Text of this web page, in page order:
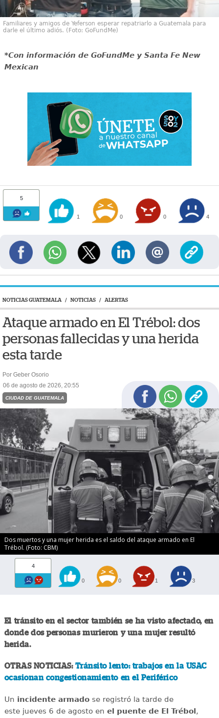
Familiares y amigos de Yeferson esperar repatriarlo a Guatemala para
darle el último adiós. (Foto: GoFundMe)
*Con información de GoFundMe y Santa Fe New
Mexican
5
1 0 0 4
NOTICIAS GUATEMALA / NOTICIAS / ALERTAS
Ataque armado en El Trébol: dos
personas fallecidas y una herida
esta tarde
Por Geber Osorio
06 de agosto de 2026, 20:55
CIUDAD DE GUATEMALA
Dos muertos y una mujer herida es el saldo del ataque armado en El
Trébol. (Foto: CBM)
4
0 0 1 3
El tránsito en el sector también se ha visto afectado, en
donde dos personas murieron y una mujer resultó
herida.
OTRAS NOTICIAS: Tránsito lento: trabajos en la USAC
ocasionan congestionamiento en el Periférico
Un incidente armadose registró la tarde de
este jueves 6 de agosto en el puente de El Trébol,